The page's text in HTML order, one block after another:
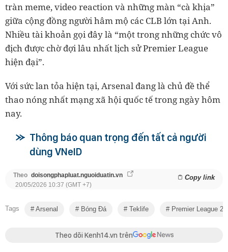
tràn meme, video reaction và những màn “cà khịa”
giữa cộng đồng người hâm mộ các CLB lớn tại Anh.
Nhiều tài khoản gọi đây là “một trong những chức vô
địch được chờ đợi lâu nhất lịch sử Premier League
hiện đại”.
Với sức lan tỏa hiện tại, Arsenal đang là chủ đề thể
thao nóng nhất mạng xã hội quốc tế trong ngày hôm
nay.
Thông báo quan trọng đến tất cả người
dùng VNeID
Theo doisongphapluat.nguoiduatin.vn Copy link
20/05/2026 10:37 (GMT +7)
Tags Arsenal Bóng Đá Teklife Premier League
Theo dõi Kenh14.vn trên